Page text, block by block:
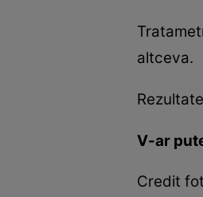
altceva.
V-ar
Credit